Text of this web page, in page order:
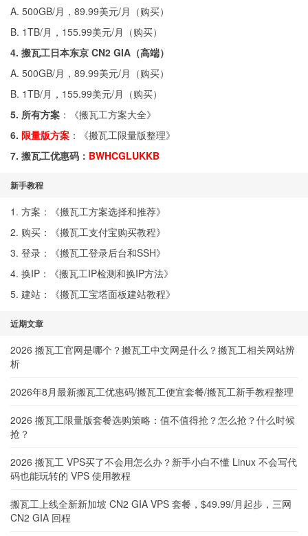
A. 500GB/月，89.99美元/月（购买）
B. 1TB/月，155.99美元/月（购买）
4. 搬瓦工日本东京 CN2 GIA（高端）
A. 500GB/月，89.99美元/月（购买）
B. 1TB/月，155.99美元/月（购买）
5. 所有方案 ：《搬瓦工方案大全》
6. 限量版方案 ：《搬瓦工限量版整理》
7. 搬瓦工优惠码： BWHCGLUKKB
新手教程
1. 方案：《搬瓦工方案选择和推荐》
2. 购买：《搬瓦工支付宝购买教程》
3. 登录：《搬瓦工登录后台和SSH》
4. 换IP：《搬瓦工IP检测和换IP方法》
5. 建站：《搬瓦工宝塔面板建站教程》
近期文章
2026 搬瓦工官网是哪个？搬瓦工中文网是什么？搬瓦工相关网站辨
析
2026年8月最新搬瓦工优惠码/搬瓦工便宜套餐/搬瓦工新手教程整理
2026 搬瓦工限量版套餐选购策略：值不值得抢？怎么抢？什么时候
抢？
2026 搬瓦工 VPS买了不会用怎么办？新手小白不懂 Linux 不会写代
码也能玩转的 VPS 使用教程
搬瓦工上线全新新加坡 CN2 GIA VPS 套餐，$49.99/月起步，三网
CN2 GIA 回程